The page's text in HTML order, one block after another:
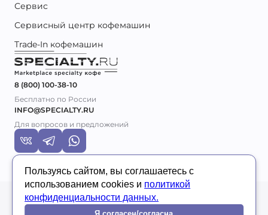
Пользуясь сайтом, вы соглашаетесь с
использованием cookies и политикой
конфиденциальности данных.
Сервис
Сервисный центр кофемашин
Trade-In кофемашин
8 (800) 100-38-10
Бесплатно по России
INFO@SPECIALTY.RU
Для вопросов и предложений
© 2026 Specialty.ru